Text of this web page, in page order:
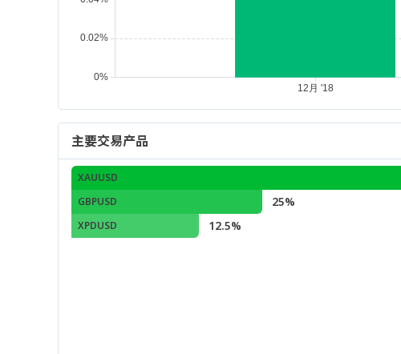
主要交易产品
XAUUSD
GBPUSD 25%
XPDUSD 12.5%